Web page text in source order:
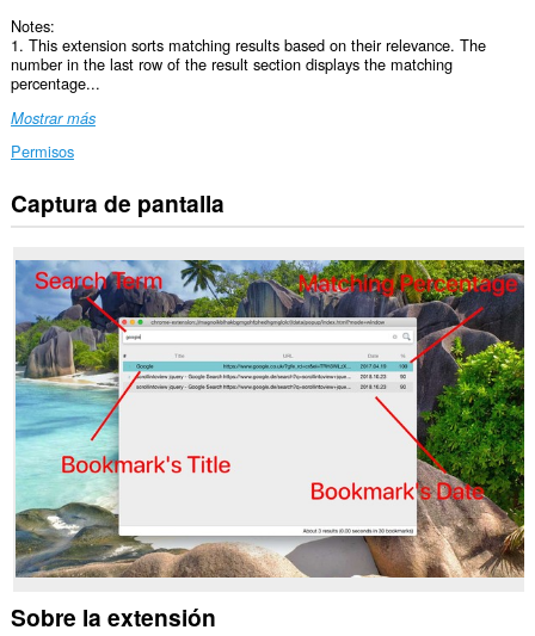
Notes:
1. This extension sorts matching results based on their relevance. The
number in the last row of the result section displays the matching
percentage...
Mostrar más
Permisos
This
Extension
read
and
modify
bookmarks.
Captura de pantalla
Sobre la extensión